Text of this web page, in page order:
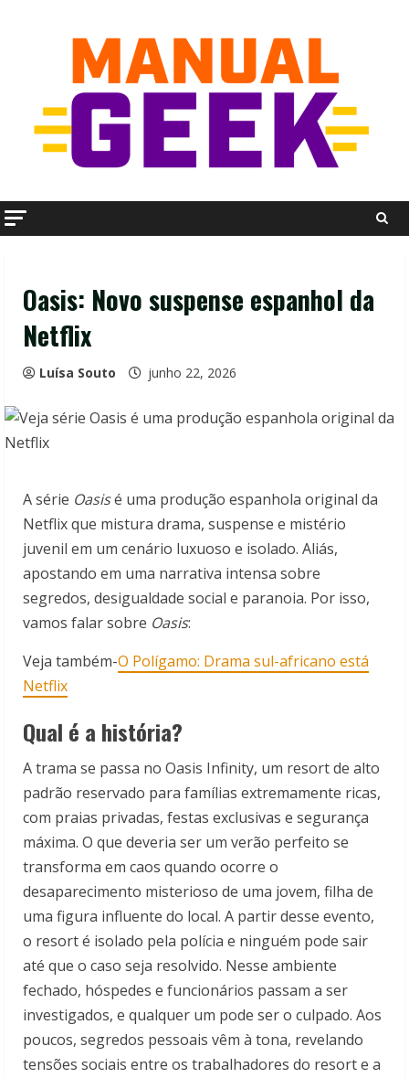
Oasis: Novo suspense espanhol da
Netflix
Luísa Souto junho 22, 2026
A série Oasisé uma produção espanhola original da
Netflix que mistura drama, suspense e mistério
juvenil em um cenário luxuoso e isolado. Aliás,
apostando em uma narrativa intensa sobre
segredos, desigualdade social e paranoia. Por isso,
vamos falar sobre Oasis:
Veja também-O Polígamo: Drama sul-africano está
Netflix
Qual é a história?
A trama se passa no Oasis Infinity, um resort de alto
padrão reservado para famílias extremamente ricas,
com praias privadas, festas exclusivas e segurança
máxima. O que deveria ser um verão perfeito se
transforma em caos quando ocorre o
desaparecimento misterioso de uma jovem, filha de
uma figura influente do local. A partir desse evento,
o resort é isolado pela polícia e ninguém pode sair
até que o caso seja resolvido. Nesse ambiente
fechado, hóspedes e funcionários passam a ser
investigados, e qualquer um pode ser o culpado. Aos
poucos, segredos pessoais vêm à tona, revelando
tensões sociais entre os trabalhadores do resort e a